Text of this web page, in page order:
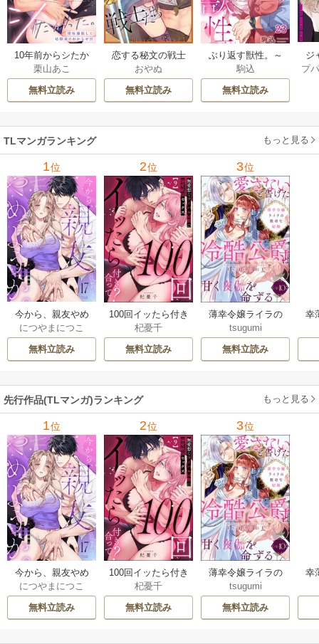
10年前からシたか
った。～理性爆散
した幼馴染のわか
らせＨ 12巻
栗山あこ
無料立読み
恋する秘文の戦士
たち【forcs edite
d】 43-44巻
おやぬ
無料立読み
ぶり返す獣性。～
カースト上位な男
の、10年越しの激
愛 23巻
駒込
無料立読み
ジ
ク
プ
TLマンガランキング もっと見る
1位
今から、親友やめ
ようか。～腐れ縁
同僚は甘い快楽で
私を壊す～
につやまにつこ
無料立読み
2位
100回イッたら付き
合って？ 無愛想な
ライバル同期の溺
愛絶倫セックス
杞憂千
無料立読み
3位
薄幸令嬢ライラの
数奇な結婚 愛さな
いと告げた冷酷公
爵は甘く夜伽を命
tsugumi
無料立読み
幸
先行作品(TLマンガ)ランキング もっと見る
1位
今から、親友やめ
ようか。～腐れ縁
同僚は甘い快楽で
私を壊す～
につやまにつこ
無料立読み
2位
100回イッたら付き
合って？ 無愛想な
ライバル同期の溺
愛絶倫セックス
杞憂千
無料立読み
3位
薄幸令嬢ライラの
数奇な結婚 愛さな
いと告げた冷酷公
爵は甘く夜伽を命
tsugumi
無料立読み
幸